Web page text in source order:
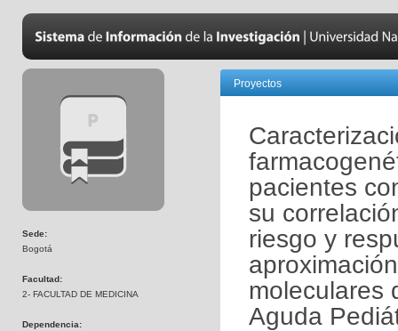
Sede:
Bogotá
Facultad:
2- FACULTAD DE MEDICINA
Dependencia:
Proyectos
pacientes
su
riesgo y
moleculares
Aguda